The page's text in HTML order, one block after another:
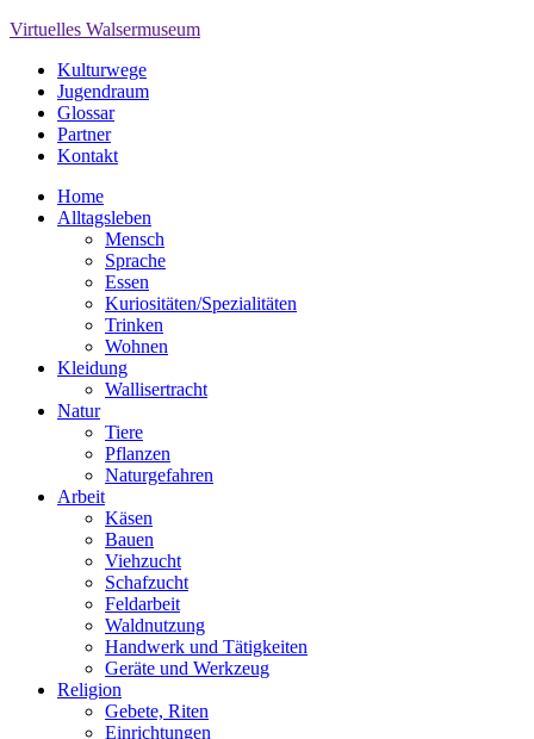
Virtuelles Walsermuseum
Kulturwege
Jugendraum
Glossar
Partner
Kontakt
Home
Alltagsleben
Mensch
Sprache
Essen
Kuriositäten/Spezialitäten
Trinken
Wohnen
Kleidung
Wallisertracht
Natur
Tiere
Pflanzen
Naturgefahren
Arbeit
Käsen
Bauen
Viehzucht
Schafzucht
Feldarbeit
Waldnutzung
Handwerk und Tätigkeiten
Geräte und Werkzeug
Religion
Gebete, Riten
Einrichtungen